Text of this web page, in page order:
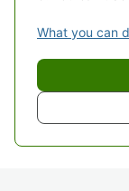
What you can